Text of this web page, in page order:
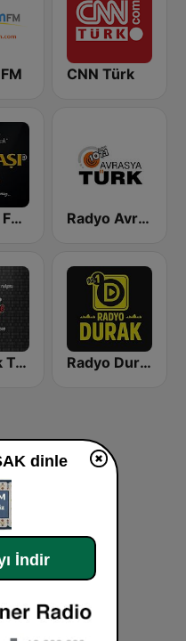
CNN Türk
Gözyaşı FM 102.9 Radyo Avrasya Turk
Arabesk Turkiye Radyo Durak
dinle
İndir